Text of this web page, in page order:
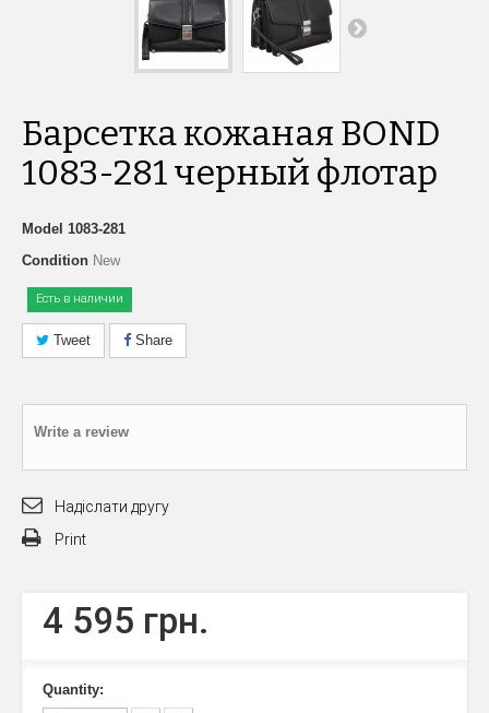
Барсетка кожаная BOND
1083-281 черный флотар
Model 1083-281
Condition New
Есть в наличии
Tweet Share
Write a review
Надіслати другу
Print
4 595 грн.
Quantity: